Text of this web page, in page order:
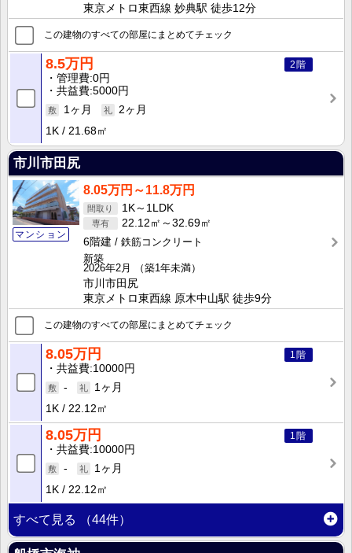
東京メトロ東西線 妙典駅 徒歩12分
この建物のすべての部屋にまとめてチェック
2階
8.5万円
管理費 0円
共益費 5000円
1ヶ月
2ヶ月
1K
21.68㎡
市川市田尻
マンション
8.05万円～11.8万円
1K～1LDK
22.12㎡～32.69㎡
6階建
鉄筋コンクリート
新築
2026年2月
（築1年未満）
市川市田尻
東京メトロ東西線 原木中山駅 徒歩9分
この建物のすべての部屋にまとめてチェック
1階
8.05万円
共益費 10000円
-
1ヶ月
1K
22.12㎡
1階
8.05万円
共益費 10000円
-
1ヶ月
1K
22.12㎡
すべて見る （44件）